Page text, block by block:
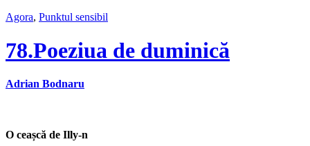
Agora, Punktul sensibil
78.Poeziua de duminică
Adrian Bodnaru
O ceașcă de Illy-n